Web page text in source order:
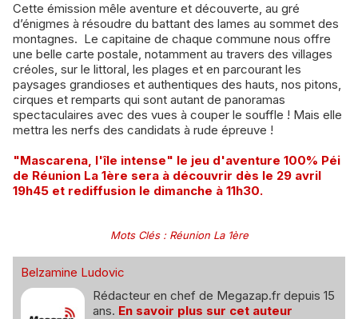
Cette émission mêle aventure et découverte, au gré
d’énigmes à résoudre du battant des lames au sommet des
montagnes. Le capitaine de chaque commune nous offre
une belle carte postale, notamment au travers des villages
créoles, sur le littoral, les plages et en parcourant les
paysages grandioses et authentiques des hauts, nos pitons,
cirques et remparts qui sont autant de panoramas
spectaculaires avec des vues à couper le souffle ! Mais elle
mettra les nerfs des candidats à rude épreuve !
"Mascarena, l'île intense" le jeu d'aventure 100% Péi
de Réunion La 1ère sera à découvrir dès le 29 avril
19h45 et rediffusion le dimanche à 11h30.
Mots Clés: Réunion La 1ère
Belzamine Ludovic
Rédacteur en chef de Megazap.fr depuis 15
ans. En savoir plus sur cet auteur